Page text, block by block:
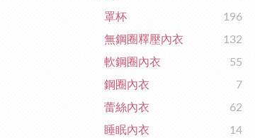
罩杯
196
無鋼圈釋壓內衣
132
軟鋼圈內衣
55
鋼圈內衣
7
蕾絲內衣
62
睡眠內衣
14